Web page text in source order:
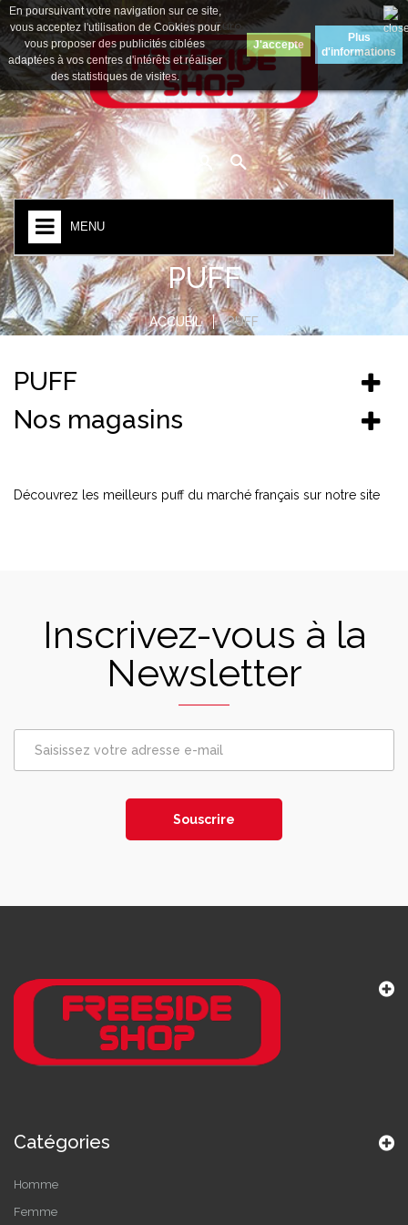
Devise : Euro
MENU
En poursuivant votre navigation sur ce site,
vous acceptez l'utilisation de Cookies pour
vous proposer des publicités ciblées
adaptées à vos centres d'intérêts et réaliser
des statistiques de visites.
J'accepte
Plus
d'informations
PUFF
ACCUEIL PUFF
PUFF
Nos magasins
Découvrez les meilleurs puff du marché français sur notre site
Inscrivez-vous à la
Newsletter
Souscrire
Catégories
Homme
Femme